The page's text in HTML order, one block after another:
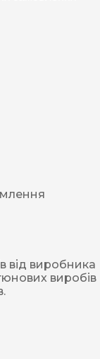
від виробника
виробів